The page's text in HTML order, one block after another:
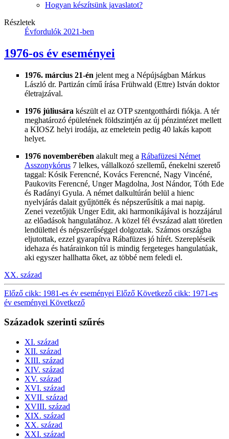
Hogyan készítsünk javaslatot?
Részletek
Évfordulók 2021-ben
1976-os év eseményei
1976. március 21-én jelent meg a Népújságban Márkus
László dr. Partizán című írása Frühwald (Ettre) István doktor
életrajzával.
1976 júliusára készült el az OTP szentgotthárdi fiókja. A tér
meghatározó épületének földszintjén az új pénzintézet mellett
a KIOSZ helyi irodája, az emeletein pedig 40 lakás kapott
helyet.
1976 novemberében alakult meg a Rábafüzesi Német
Asszonykórus 7 lelkes, vállalkozó szellemű, énekelni szerető
taggal: Kósik Ferencné, Kovács Ferencné, Nagy Vincéné,
Paukovits Ferencné, Unger Magdolna, Jost Nándor, Tóth Ede
és Radányi Gyula. A német dalkultúrán belül a hienc
nyelvjárás dalait gyűjtötték és népszerűsítik a mai napig.
Zenei vezetőjük Unger Edit, aki harmonikájával is hozzájárul
az előadások hangulatához. A közel fél évszázad alatt töretlen
lendülettel és népszerűséggel dolgoztak. Számos országba
eljutottak, ezzel gyarapítva Rábafüzes jó hírét. Szerepléseik
idehaza és határainkon túl is mindig fergeteges hangulatúak,
aki egyszer hallhatta őket, az többé nem feledi el.
XX. század
Előző cikk: 1981-es év eseményei Előző Következő cikk: 1971-es
év eseményei Következő
Századok szerinti szűrés
XI. század
XII. század
XIII. század
XIV. század
XV. század
XVI. század
XVII. század
XVIII. század
XIX. század
XX. század
XXI. század